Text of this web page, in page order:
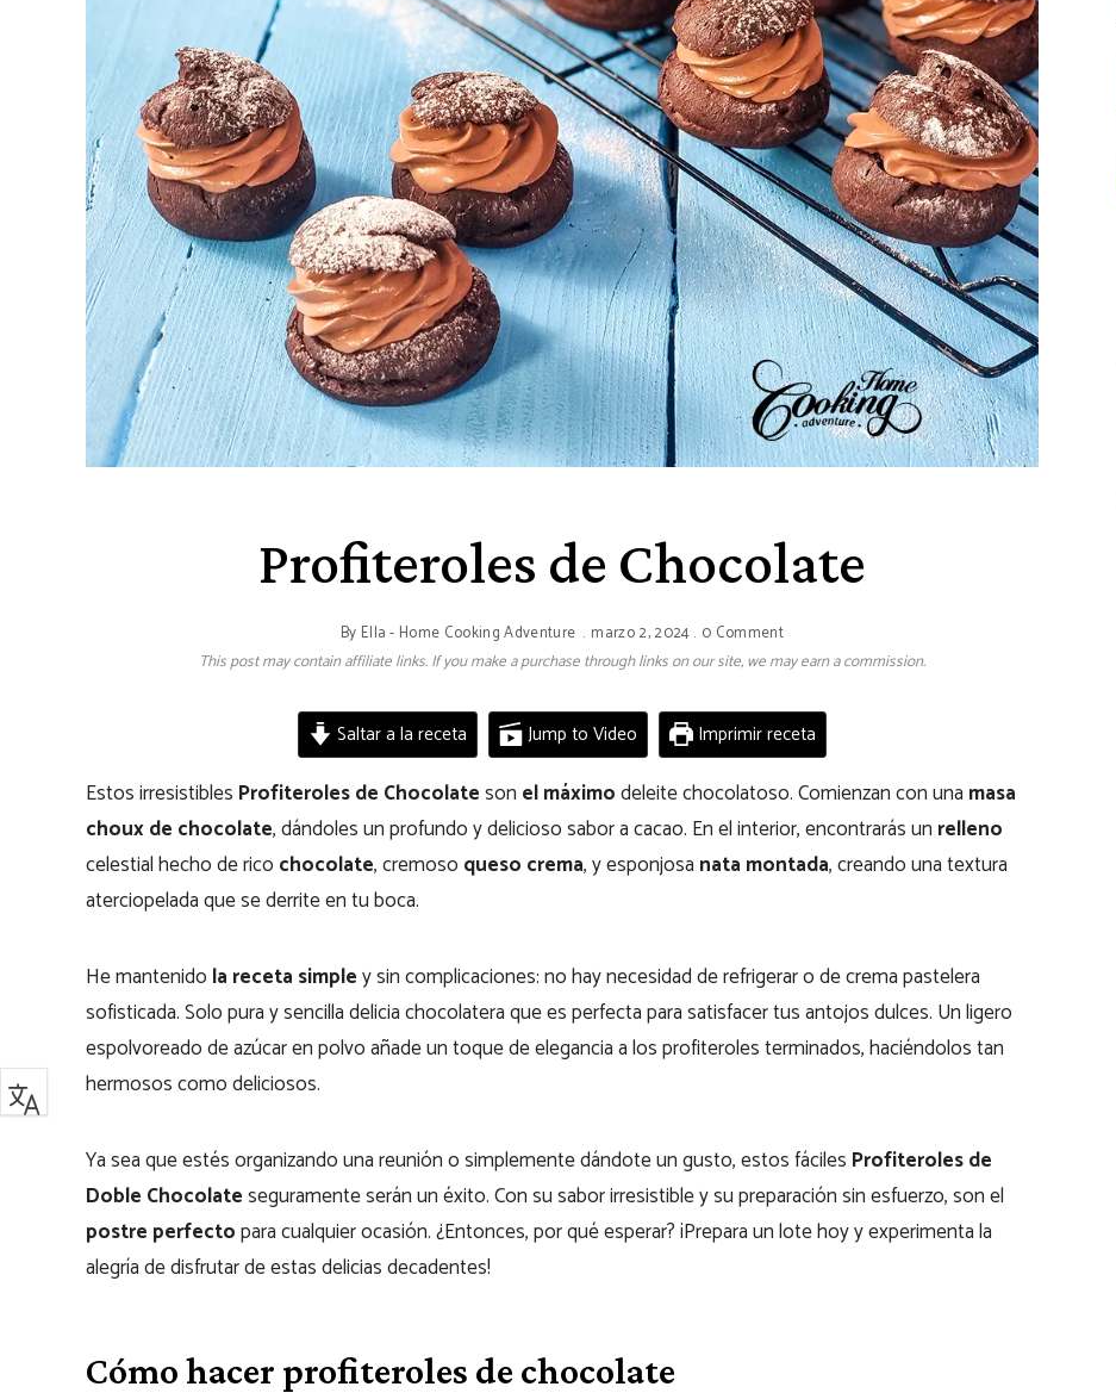
Profiteroles de Chocolate
By Ella - Home Cooking Adventure marzo 2, 2024 0 Comment
This post may contain affiliate links. If you make a purchase through links on our site, we may earn a commission.
Saltar a la receta Jump to Video Imprimir receta
Estos irresistibles Profiteroles de Chocolateson el máximodeleite chocolatoso. Comienzan con una masa
choux de chocolate, dándoles un profundo y delicioso sabor a cacao. En el interior, encontrarás un relleno
celestial hecho de rico chocolate, cremoso queso crema, y esponjosa nata montada, creando una textura
aterciopelada que se derrite en tu boca.
He mantenido la receta simpley sin complicaciones: no hay necesidad de refrigerar o de crema pastelera
sofisticada. Solo pura y sencilla delicia chocolatera que es perfecta para satisfacer tus antojos dulces. Un ligero
espolvoreado de azúcar en polvo añade un toque de elegancia a los profiteroles terminados, haciéndolos tan
hermosos como deliciosos.
Ya sea que estés organizando una reunión o simplemente dándote un gusto, estos fáciles Profiteroles de
Doble Chocolateseguramente serán un éxito. Con su sabor irresistible y su preparación sin esfuerzo, son el
postre perfectopara cualquier ocasión. ¿Entonces, por qué esperar? ¡Prepara un lote hoy y experimenta la
alegría de disfrutar de estas delicias decadentes!
Cómo hacer profiteroles de chocolate